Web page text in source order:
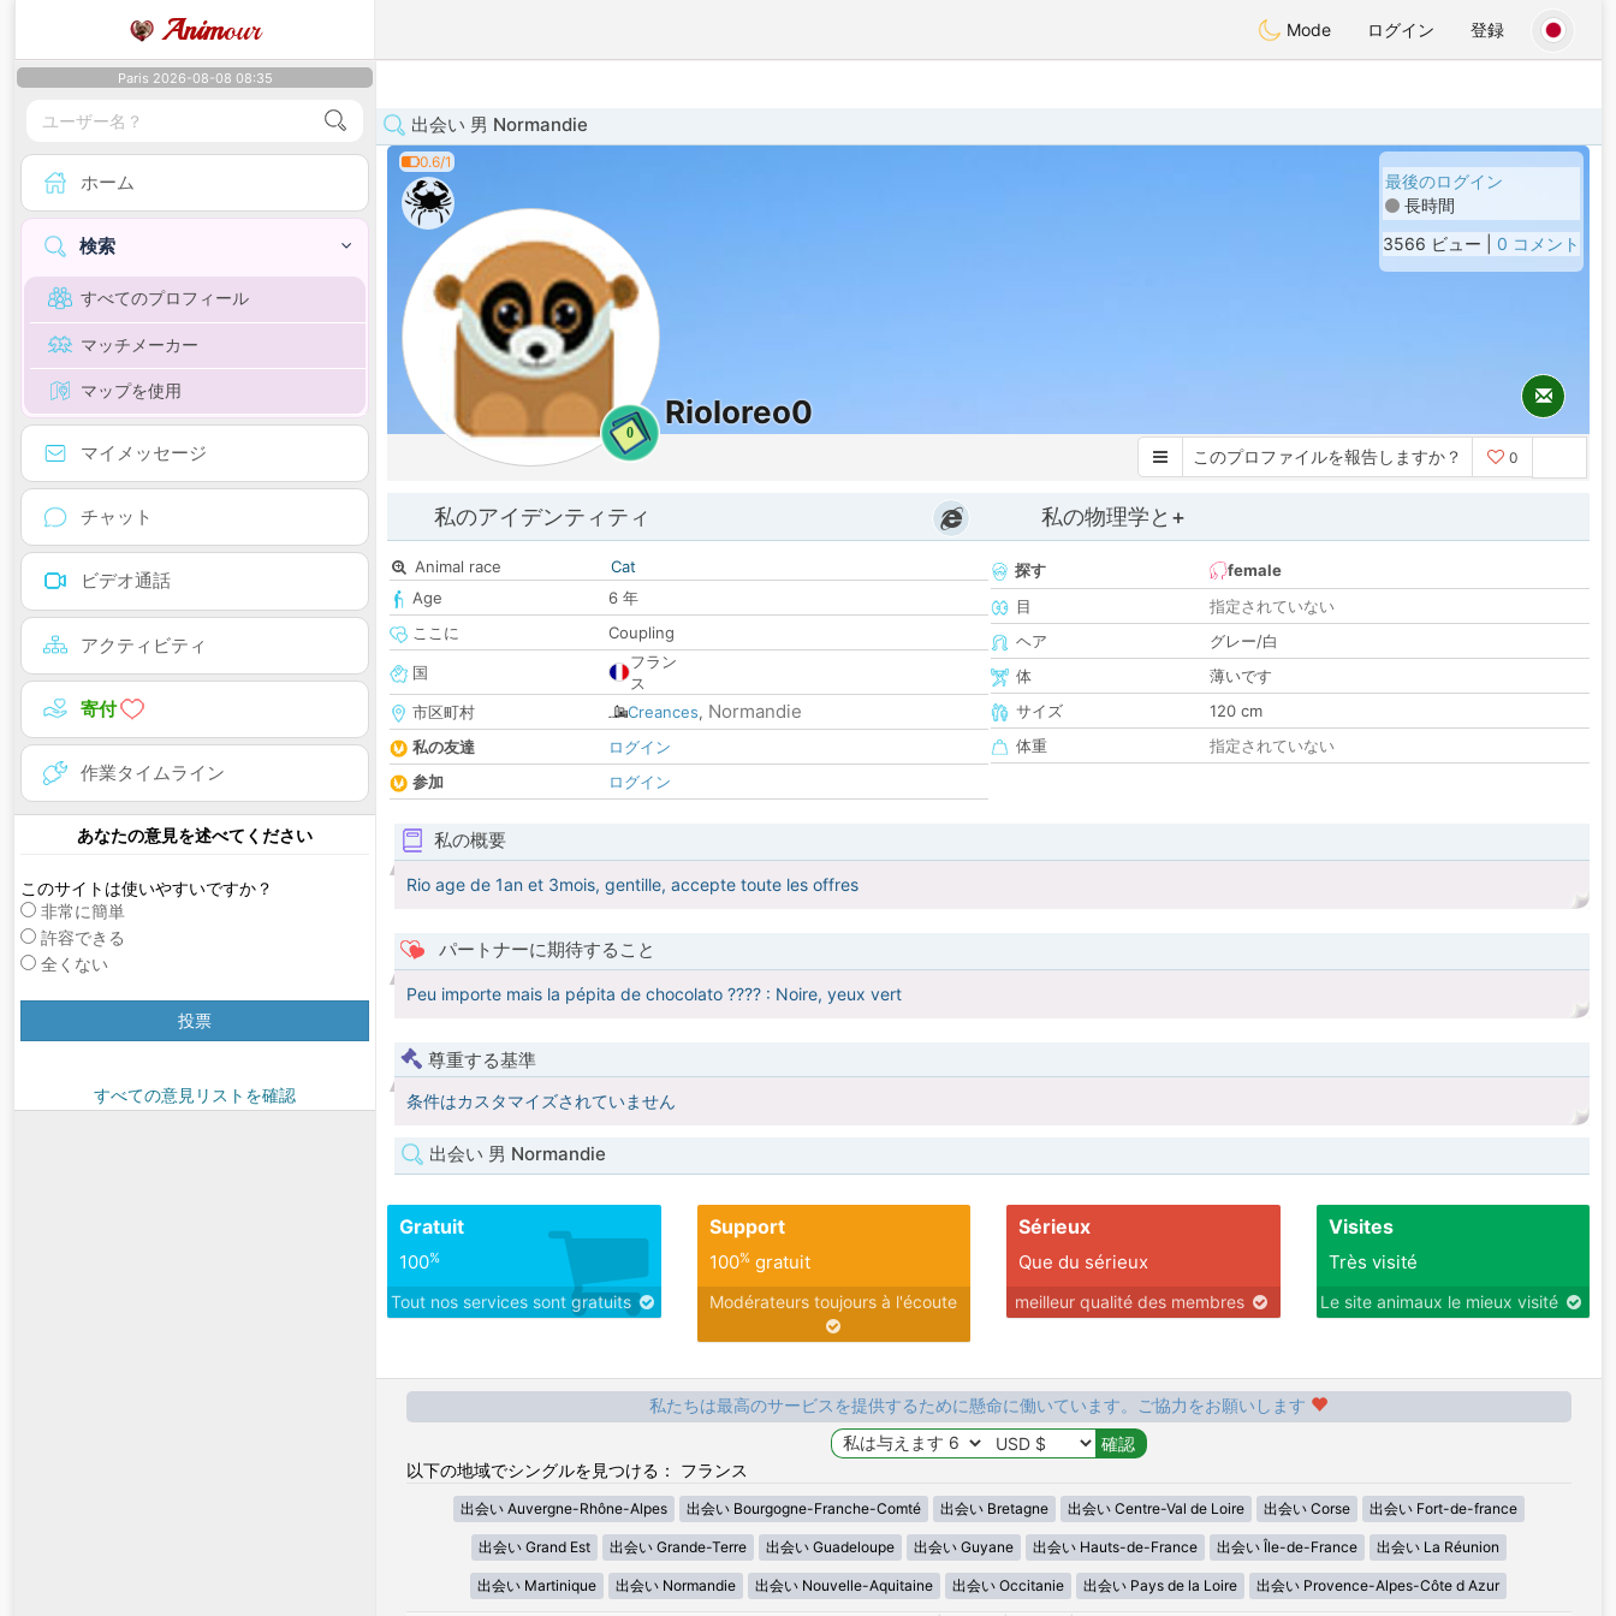
Animour Mode ログイン 登録
Paris 2026-08-08 08:35
ホーム
検索
すべてのプロフィール
マッチメーカー
マップを使用
マイメッセージ
チャット
ビデオ通話
アクティビティ
寄付
作業タイムライン
あなたの意見を述べてください
このサイトは使いやすいですか？
非常に簡単
許容できる
全くない
投票
すべての意見リストを確認
出会い 男 Normandie
0.6/1
0
Rioloreo0
最後のログイン
長時間
3566 ビュー | 0 コメント
このプロファイルを報告しますか？ 0
私のアイデンティティ
Animal race
Cat
Age
6 年
ここに
Coupling
国
フラン
ス
市区町村
Creances, Normandie
私の友達
ログイン
参加
ログイン
私の物理学と+
探す
female
目
指定されていない
ヘア
グレー/白
体
薄いです
サイズ
120 cm
体重
指定されていない
私の概要
Rio age de 1an et 3mois, gentille, accepte toute les offres
パートナーに期待すること
Peu importe mais la pépita de chocolato ???? : Noire, yeux vert
尊重する基準
条件はカスタマイズされていません
出会い 男 Normandie
Gratuit
100%
Tout nos services sont gratuits
Support
100%gratuit
Modérateurs toujours à l'écoute
Sérieux
Que du sérieux
meilleur qualité des membres
Visites
Très visité
Le site animaux le mieux visité
私たちは最高のサービスを提供するために懸命に働いています。ご協力をお願いします
以下の地域でシングルを見つける： フランス
出会い Auvergne-Rhône-Alpes 出会い Bourgogne-Franche-Comté 出会い Bretagne 出会い Centre-Val de Loire 出会い Corse 出会い Fort-de-france
出会い Grand Est 出会い Grande-Terre 出会い Guadeloupe 出会い Guyane 出会い Hauts-de-France 出会い Île-de-France 出会い La Réunion
出会い Martinique 出会い Normandie 出会い Nouvelle-Aquitaine 出会い Occitanie 出会い Pays de la Loire 出会い Provence-Alpes-Côte d Azur